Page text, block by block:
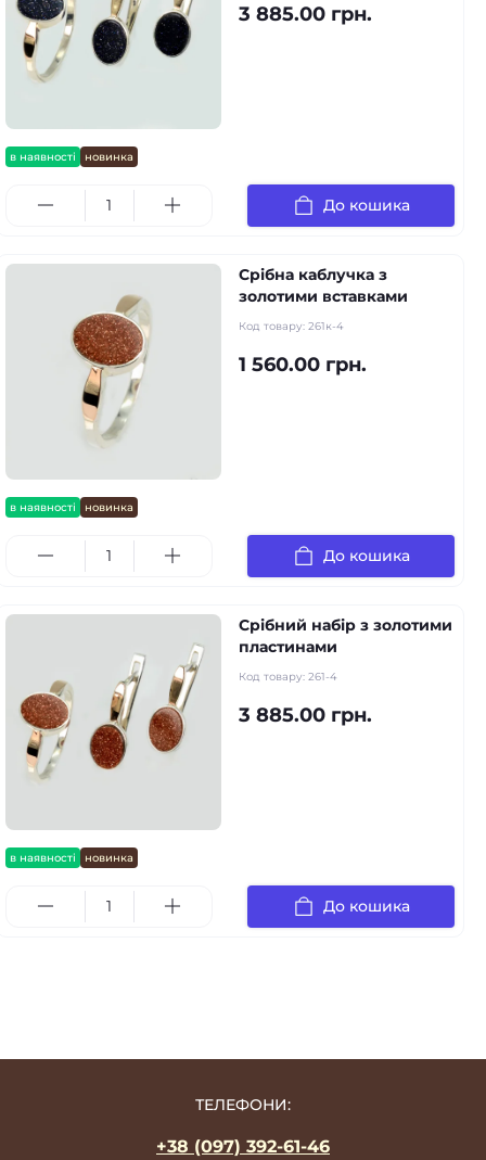
в наявності новинка
3 885.00 грн.
До кошика
в наявності новинка
Срібна каблучка з
золотими вставками
Код товару: 261к-4
1 560.00 грн.
До кошика
в наявності новинка
Срібний набір з золотими
пластинами
Код товару: 261-4
3 885.00 грн.
До кошика
ТЕЛЕФОНИ:
+38 (097) 392-61-46